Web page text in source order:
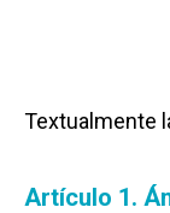
Textualmente
Artículo 1.